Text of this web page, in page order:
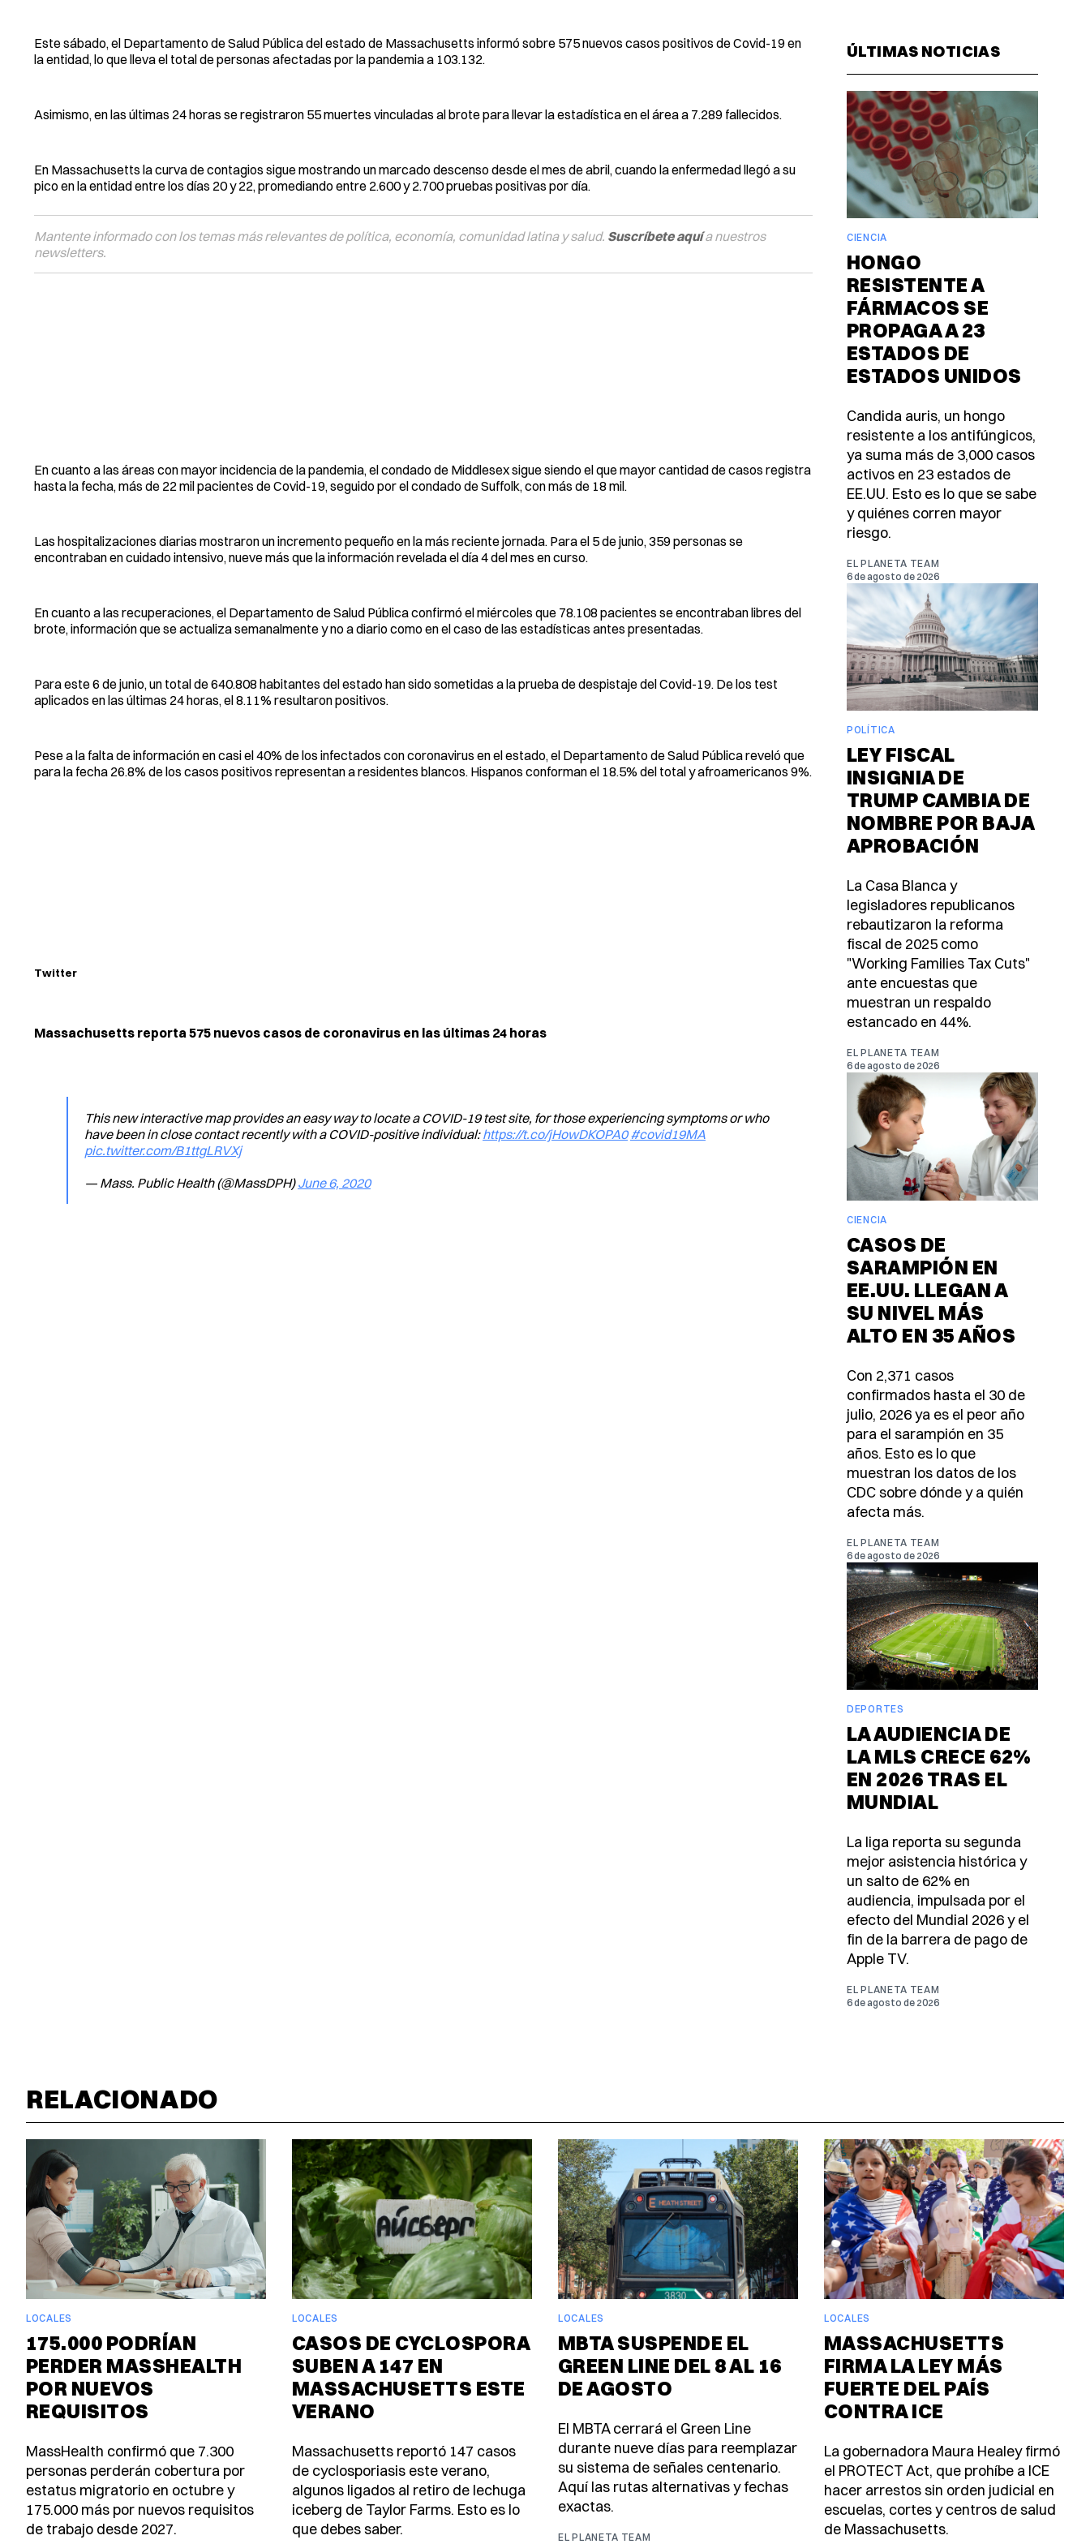
Este sábado, el Departamento de Salud Pública del estado de Massachusetts informó sobre 575 nuevos casos positivos de Covid-19 en
la entidad, lo que lleva el total de personas afectadas por la pandemia a 103.132.
Asimismo, en las últimas 24 horas se registraron 55 muertes vinculadas al brote para llevar la estadística en el área a 7.289 fallecidos.
En Massachusetts la curva de contagios sigue mostrando un marcado descenso desde el mes de abril, cuando la enfermedad llegó a su
pico en la entidad entre los días 20 y 22, promediando entre 2.600 y 2.700 pruebas positivas por día.
Mantente informado con los temas más relevantes de política, economía, comunidad latina y salud. Suscríbete aquía nuestros
newsletters.
En cuanto a las áreas con mayor incidencia de la pandemia, el condado de Middlesex sigue siendo el que mayor cantidad de casos registra
hasta la fecha, más de 22 mil pacientes de Covid-19, seguido por el condado de Suffolk, con más de 18 mil.
Las hospitalizaciones diarias mostraron un incremento pequeño en la más reciente jornada. Para el 5 de junio, 359 personas se
encontraban en cuidado intensivo, nueve más que la información revelada el día 4 del mes en curso.
En cuanto a las recuperaciones, el Departamento de Salud Pública confirmó el miércoles que 78.108 pacientes se encontraban libres del
brote, información que se actualiza semanalmente y no a diario como en el caso de las estadísticas antes presentadas.
Para este 6 de junio, un total de 640.808 habitantes del estado han sido sometidas a la prueba de despistaje del Covid-19. De los test
aplicados en las últimas 24 horas, el 8.11% resultaron positivos.
Pese a la falta de información en casi el 40% de los infectados con coronavirus en el estado, el Departamento de Salud Pública reveló que
para la fecha 26.8% de los casos positivos representan a residentes blancos. Hispanos conforman el 18.5% del total y afroamericanos 9%.
Twitter
Massachusetts reporta 575 nuevos casos de coronavirus en las últimas 24 horas
This new interactive map provides an easy way to locate a COVID-19 test site, for those experiencing symptoms or who
have been in close contact recently with a COVID-positive individual:https://t.co/jHowDKOPA0 #covid19MA
pic.twitter.com/B1ttgLRVXj
— Mass. Public Health (@MassDPH)June 6, 2020
ÚLTIMAS NOTICIAS
CIENCIA
HONGO
RESISTENTE A
FÁRMACOS SE
PROPAGA A 23
ESTADOS DE
ESTADOS UNIDOS
Candida auris, un hongo
resistente a los antifúngicos,
ya suma más de 3,000 casos
activos en 23 estados de
EE.UU. Esto es lo que se sabe
y quiénes corren mayor
riesgo.
EL PLANETA TEAM
6 de agosto de 2026
POLÍTICA
LEY FISCAL
INSIGNIA DE
TRUMP CAMBIA DE
NOMBRE POR BAJA
APROBACIÓN
La Casa Blanca y
legisladores republicanos
rebautizaron la reforma
fiscal de 2025 como
"Working Families Tax Cuts"
ante encuestas que
muestran un respaldo
estancado en 44%.
EL PLANETA TEAM
6 de agosto de 2026
CIENCIA
CASOS DE
SARAMPIÓN EN
EE.UU. LLEGAN A
SU NIVEL MÁS
ALTO EN 35 AÑOS
Con 2,371 casos
confirmados hasta el 30 de
julio, 2026 ya es el peor año
para el sarampión en 35
años. Esto es lo que
muestran los datos de los
CDC sobre dónde y a quién
afecta más.
EL PLANETA TEAM
6 de agosto de 2026
DEPORTES
LA AUDIENCIA DE
LA MLS CRECE 62%
EN 2026 TRAS EL
MUNDIAL
La liga reporta su segunda
mejor asistencia histórica y
un salto de 62% en
audiencia, impulsada por el
efecto del Mundial 2026 y el
fin de la barrera de pago de
Apple TV.
EL PLANETA TEAM
6 de agosto de 2026
RELACIONADO
LOCALES
175.000 PODRÍAN
PERDER MASSHEALTH
POR NUEVOS
REQUISITOS
MassHealth confirmó que 7.300
personas perderán cobertura por
estatus migratorio en octubre y
175.000 más por nuevos requisitos
de trabajo desde 2027.
LOCALES
CASOS DE CYCLOSPORA
SUBEN A 147 EN
MASSACHUSETTS ESTE
VERANO
Massachusetts reportó 147 casos
de cyclosporiasis este verano,
algunos ligados al retiro de lechuga
iceberg de Taylor Farms. Esto es lo
que debes saber.
LOCALES
MBTA SUSPENDE EL
GREEN LINE DEL 8 AL 16
DE AGOSTO
El MBTA cerrará el Green Line
durante nueve días para reemplazar
su sistema de señales centenario.
Aquí las rutas alternativas y fechas
exactas.
EL PLANETA TEAM
LOCALES
MASSACHUSETTS
FIRMA LA LEY MÁS
FUERTE DEL PAÍS
CONTRA ICE
La gobernadora Maura Healey firmó
el PROTECT Act, que prohíbe a ICE
hacer arrestos sin orden judicial en
escuelas, cortes y centros de salud
de Massachusetts.